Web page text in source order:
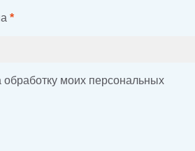
*
обработку моих персональных